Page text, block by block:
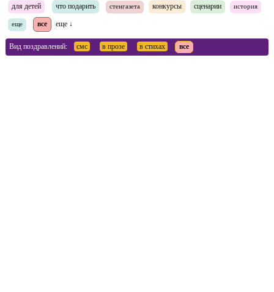
для детей что подарить стенгазета конкурсы сценарии история
еще все еще ↓
Вид поздравлений: смс в прозе в стихах все